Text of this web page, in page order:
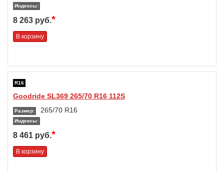
Индексы:
8 263 руб.*
В корзину
R16
Goodride SL369 265/70 R16 112S
Размер: 265/70 R16
Индексы:
8 461 руб.*
В корзину